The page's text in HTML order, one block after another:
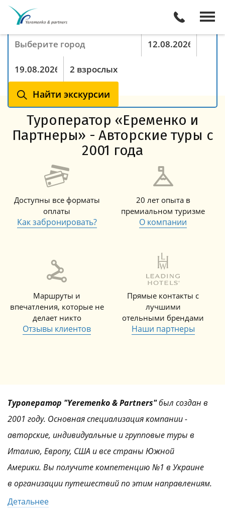
Поиск экскурсий онлайн
Найти экскурсии
Куда хотите поехать
Туристы
Туроператор «Еременко и
Партнеры» - Авторские туры с
2001 года
Доступны все форматы
оплаты
Как забронировать?
20 лет опыта в
премиальном туризме
О компании
Маршруты и
впечатления, которые не
делает никто
Отзывы клиентов
Прямые контакты с
лучшими
отельными брендами
Наши партнеры
Туроператор "Yeremenko & Partners"был создан в
2001 году. Основная специализация компании -
авторские, индивидуальные и групповые туры в
Италию, Европу, США и все страны Южной
Америки. Вы получите компетенцию №1 в Украине
в организации путешествий по этим направлениям.
Детальнее